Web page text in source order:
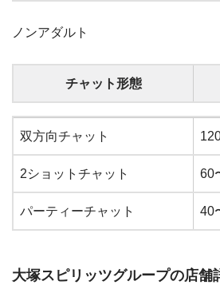
ノンアダルト
チャット形態
チャット形態
双方向チャット
2ショットチャット 60
パーティーチャット 40
大塚スピリッツグループの店舗